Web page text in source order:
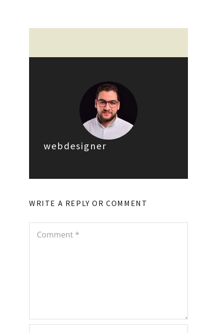
webdesigner
WRITE A REPLY OR COMMENT